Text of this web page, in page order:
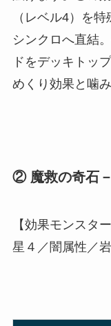
（レベル4）を
シンクロへ直結
ドをデッキトッ
めくり効果と噛
② 魔救の奇石
【効果モンスター
星４／闇属性／